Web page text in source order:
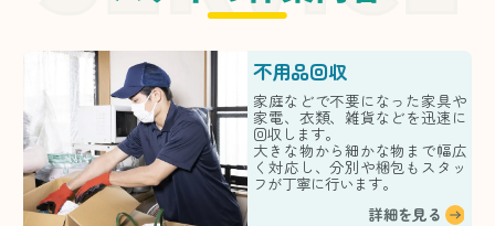
不用品回収
家庭などで不要になった家具や
家電、衣類、雑貨などを迅速に
回収します。
大きな物から細かな物まで幅広
く対応し、分別や梱包もスタッ
フが丁寧に行います。
詳細を見る